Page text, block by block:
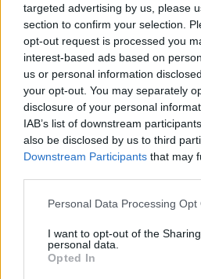
targeted advertising by us, please
section to confirm your selection.
opt-out request is processed you
interest-based ads based on
us or personal information
your opt-out. You may separately
disclosure of your personal
IAB’s list of downstream
also be disclosed by us to third
Downstream Participants that may
Personal Data Processing Opt
I want to opt-out of the
personal data.
Opted In
felhasználásra felvett hitel,
millió, illetőleg a 10 millió
(nem haladta) meg - tette
A törvény előbb említett
hitelszerződés alapján felvett
magánszemély által felvett,
amelynek a felvétele lakáscélú
történt, amely a személyi
szerint a lakáscélú hitel
szolgálhat. Az előzőek alapján a
KEDVES OLVASÓNK!